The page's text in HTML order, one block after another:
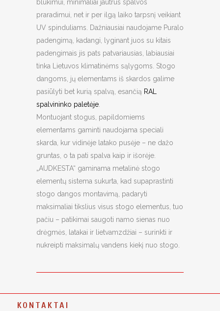
blukimui, minimaliai jautrūs spalvos
praradimui, net ir per ilgą laiko tarpsnį veikiant
UV spinduliams. Dažniausiai naudojame Puralo
padengimą, kadangi, lyginant juos su kitais
padengimais jis pats patvariausias, labiausiai
tinka Lietuvos klimatinėms sąlygoms. Stogo
dangoms, jų elementams iš skardos galime
pasiūlyti bet kurią spalvą, esančią RAL
spalvininko paletėje
Montuojant stogus, papildomiems
elementams gaminti naudojama speciali
skarda, kur vidinėje latako pusėje – ne dažo
gruntas, o ta pati spalva kaip ir išorėje.
„AUDKESTA“ gaminama metalinė stogo
elementų sistema sukurta, kad supaprastinti
stogo dangos montavimą, padaryti
maksimaliai tikslius visus stogo elementus, tuo
pačiu – patikimai saugoti namo sienas nuo
drėgmės, latakai ir lietvamzdžiai – surinkti ir
nukreipti maksimalų vandens kiekį nuo stogo.
KONTAKTAI